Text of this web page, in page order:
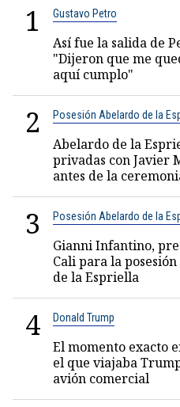
1 Gustavo Petro
Así fue la salida de
"Dijeron que me
aquí cumplo"
2 Posesión Abelardo de la
Abelardo de la
privadas con Javier
antes de la
3 Posesión Abelardo de la
Gianni Infantino,
Cali para la
de la Espriella
4 Donald Trump
El momento exacto
el que viajaba
avión comercial